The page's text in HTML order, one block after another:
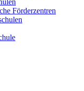
Förderzentren